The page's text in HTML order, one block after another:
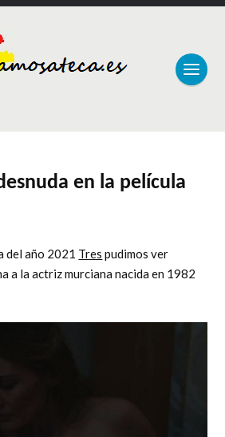
en la película
del año 2021 Tres pudimos ver
a la actriz murciana nacida en 1982